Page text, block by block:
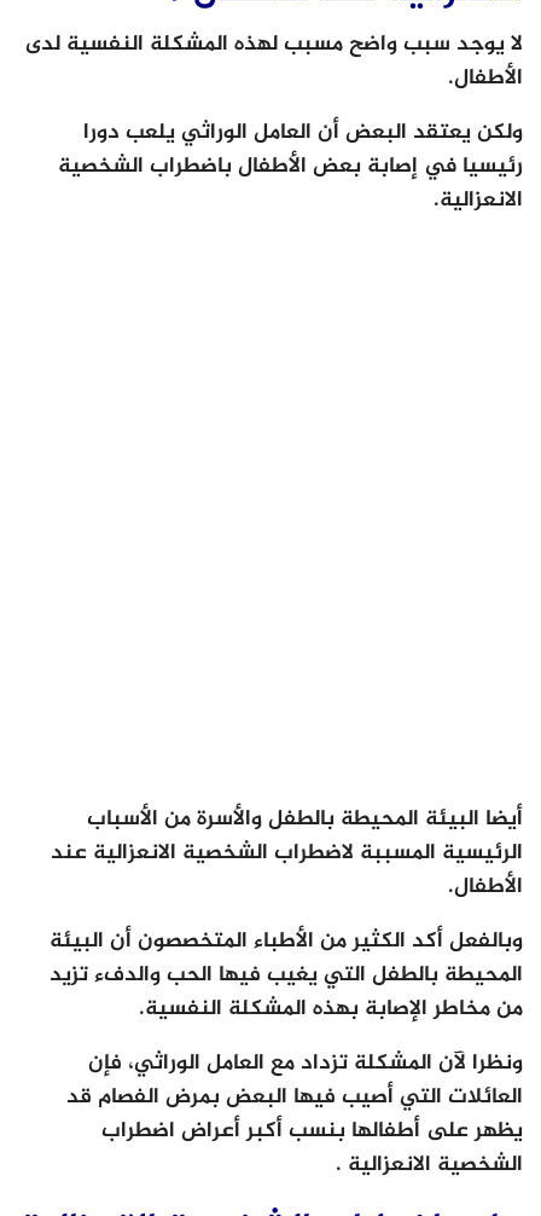
لا يوجد سبب واضح مسبب لهذه المشكلة النفسية لدى
الأطفال.
ولكن يعتقد البعض أن العامل الوراثي يلعب دورا
رئيسيا في إصابة بعض الأطفال باضطراب الشخصية
الانعزالية.
أيضا البيئة المحيطة بالطفل والأسرة من الأسباب
الرئيسية المسببة لاضطراب الشخصية الانعزالية عند
الأطفال.
وبالفعل أكد الكثير من الأطباء المتخصصون أن البيئة
المحيطة بالطفل التي يغيب فيها الحب والدفء تزيد
من مخاطر الإصابة بهذه المشكلة النفسية.
ونظرا لآن المشكلة تزداد مع العامل الوراثي، فإن
العائلات التي أصيب فيها البعض بمرض الفصام قد
يظهر على أطفالها بنسب أكبر أعراض اضطراب
الشخصية الانعزالية .